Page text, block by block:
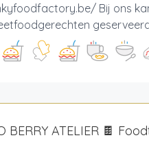
Bij ons
BERRY ATELIER 🍫